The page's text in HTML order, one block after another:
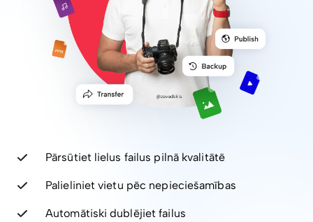
Pārsūtiet lielus failus pilnā kvalitātē
Palieliniet vietu pēc nepieciešamības
Automātiski dublējiet failus